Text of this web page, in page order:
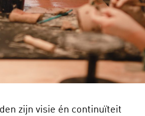
zijn visie én continuïteit